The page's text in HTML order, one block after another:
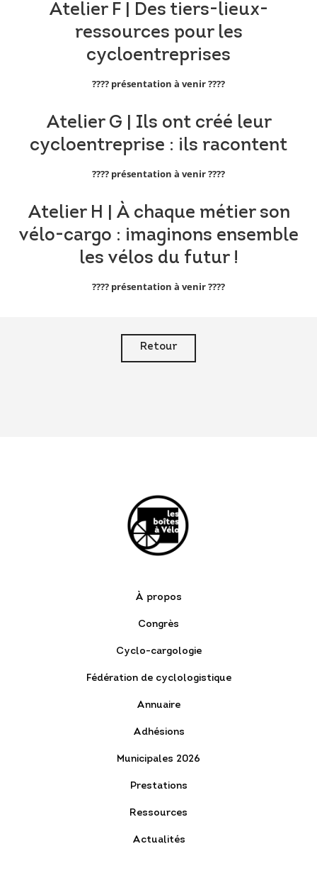
Atelier F | Des tiers-lieux-
ressources pour les
cycloentreprises
???? présentation à venir ????
Atelier G | Ils ont créé leur
cycloentreprise : ils racontent
???? présentation à venir ????
Atelier H | À chaque métier son
vélo-cargo : imaginons ensemble
les vélos du futur !
???? présentation à venir ????
Retour
À propos
Congrès
Cyclo-cargologie
Fédération de cyclologistique
Annuaire
Adhésions
Municipales 2026
Prestations
Ressources
Actualités